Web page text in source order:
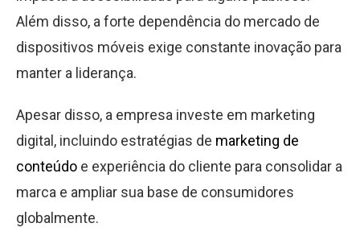
Além disso, a forte dependência do mercado de
dispositivos móveis exige constante inovação para
manter a liderança.
Apesar disso, a empresa investe em marketing
digital, incluindo estratégias de marketing de
conteúdo e experiência do cliente para consolidar a
marca e ampliar sua base de consumidores
globalmente.